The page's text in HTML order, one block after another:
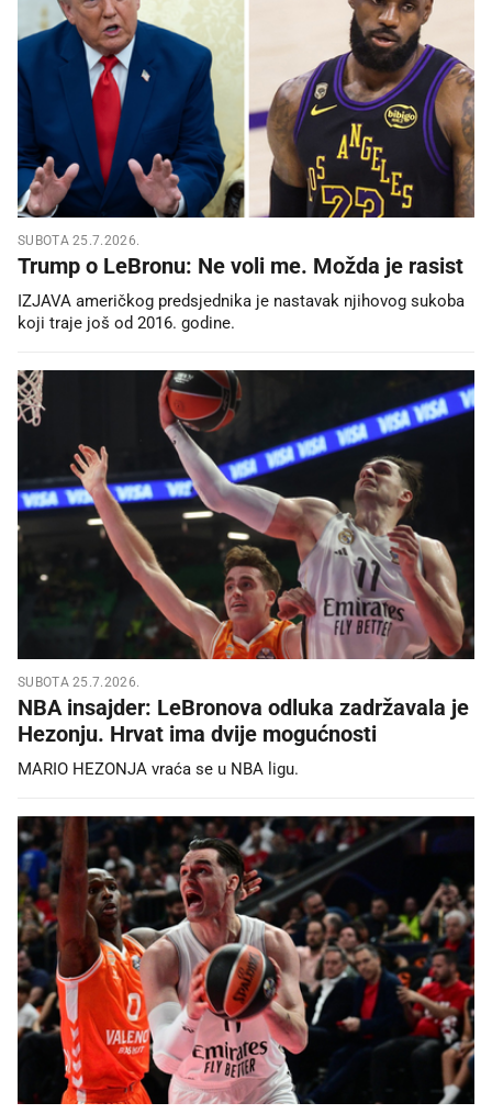
SUBOTA 25.7.2026.
Trump o LeBronu: Ne voli me. Možda je rasist
IZJAVA američkog predsjednika je nastavak njihovog sukoba
koji traje još od 2016. godine.
SUBOTA 25.7.2026.
NBA insajder: LeBronova odluka zadržavala je
Hezonju. Hrvat ima dvije mogućnosti
MARIO HEZONJA vraća se u NBA ligu.